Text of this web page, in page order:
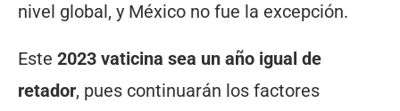
nivel global, y México no fue la excepción.
Este 2023 vaticina sea un año igual de
retador, pues continuarán los factores